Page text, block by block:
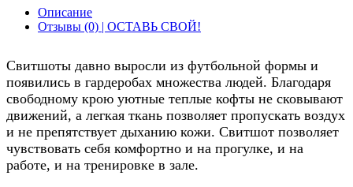
Описание
Отзывы (0) | ОСТАВЬ СВОЙ!
Свитшоты давно выросли из футбольной формы и
появились в гардеробах множества людей. Благодаря
свободному крою уютные теплые кофты не сковывают
движений, а легкая ткань позволяет пропускать воздух
и не препятствует дыханию кожи. Свитшот позволяет
чувствовать себя комфортно и на прогулке, и на
работе, и на тренировке в зале.